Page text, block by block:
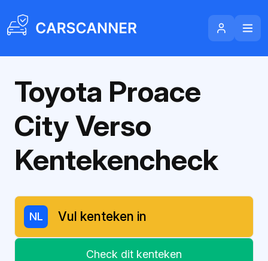
Toyota Proace
City Verso
Kentekencheck
NL
Check dit kenteken